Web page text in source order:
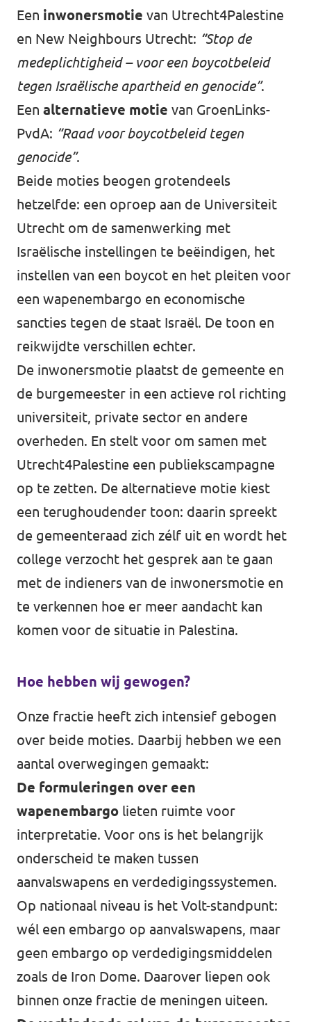
Een inwonersmotie van Utrecht4Palestine
en New Neighbours Utrecht: “Stop de
medeplichtigheid – voor een boycotbeleid
tegen Israëlische apartheid en genocide”.
Een alternatieve motie van GroenLinks-
PvdA: “Raad voor boycotbeleid tegen
genocide”.
Beide moties beogen grotendeels
hetzelfde: een oproep aan de Universiteit
Utrecht om de samenwerking met
Israëlische instellingen te beëindigen, het
instellen van een boycot en het pleiten voor
een wapenembargo en economische
sancties tegen de staat Israël. De toon en
reikwijdte verschillen echter.
De inwonersmotie plaatst de gemeente en
de burgemeester in een actieve rol richting
universiteit, private sector en andere
overheden. En stelt voor om samen met
Utrecht4Palestine een publiekscampagne
op te zetten. De alternatieve motie kiest
een terughoudender toon: daarin spreekt
de gemeenteraad zich zélf uit en wordt het
college verzocht het gesprek aan te gaan
met de indieners van de inwonersmotie en
te verkennen hoe er meer aandacht kan
komen voor de situatie in Palestina.
Hoe hebben wij gewogen?
Onze fractie heeft zich intensief gebogen
over beide moties. Daarbij hebben we een
aantal overwegingen gemaakt:
De formuleringen over een
wapenembargo lieten ruimte voor
interpretatie. Voor ons is het belangrijk
onderscheid te maken tussen
aanvalswapens en verdedigingssystemen.
Op nationaal niveau is het Volt-standpunt:
wél een embargo op aanvalswapens, maar
geen embargo op verdedigingsmiddelen
zoals de Iron Dome. Daarover liepen ook
binnen onze fractie de meningen uiteen.